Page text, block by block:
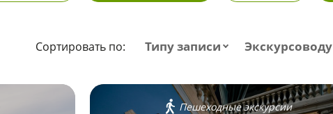
Сортировать по: Типу записи Экскурсоводу
Пешеходные экскурсии